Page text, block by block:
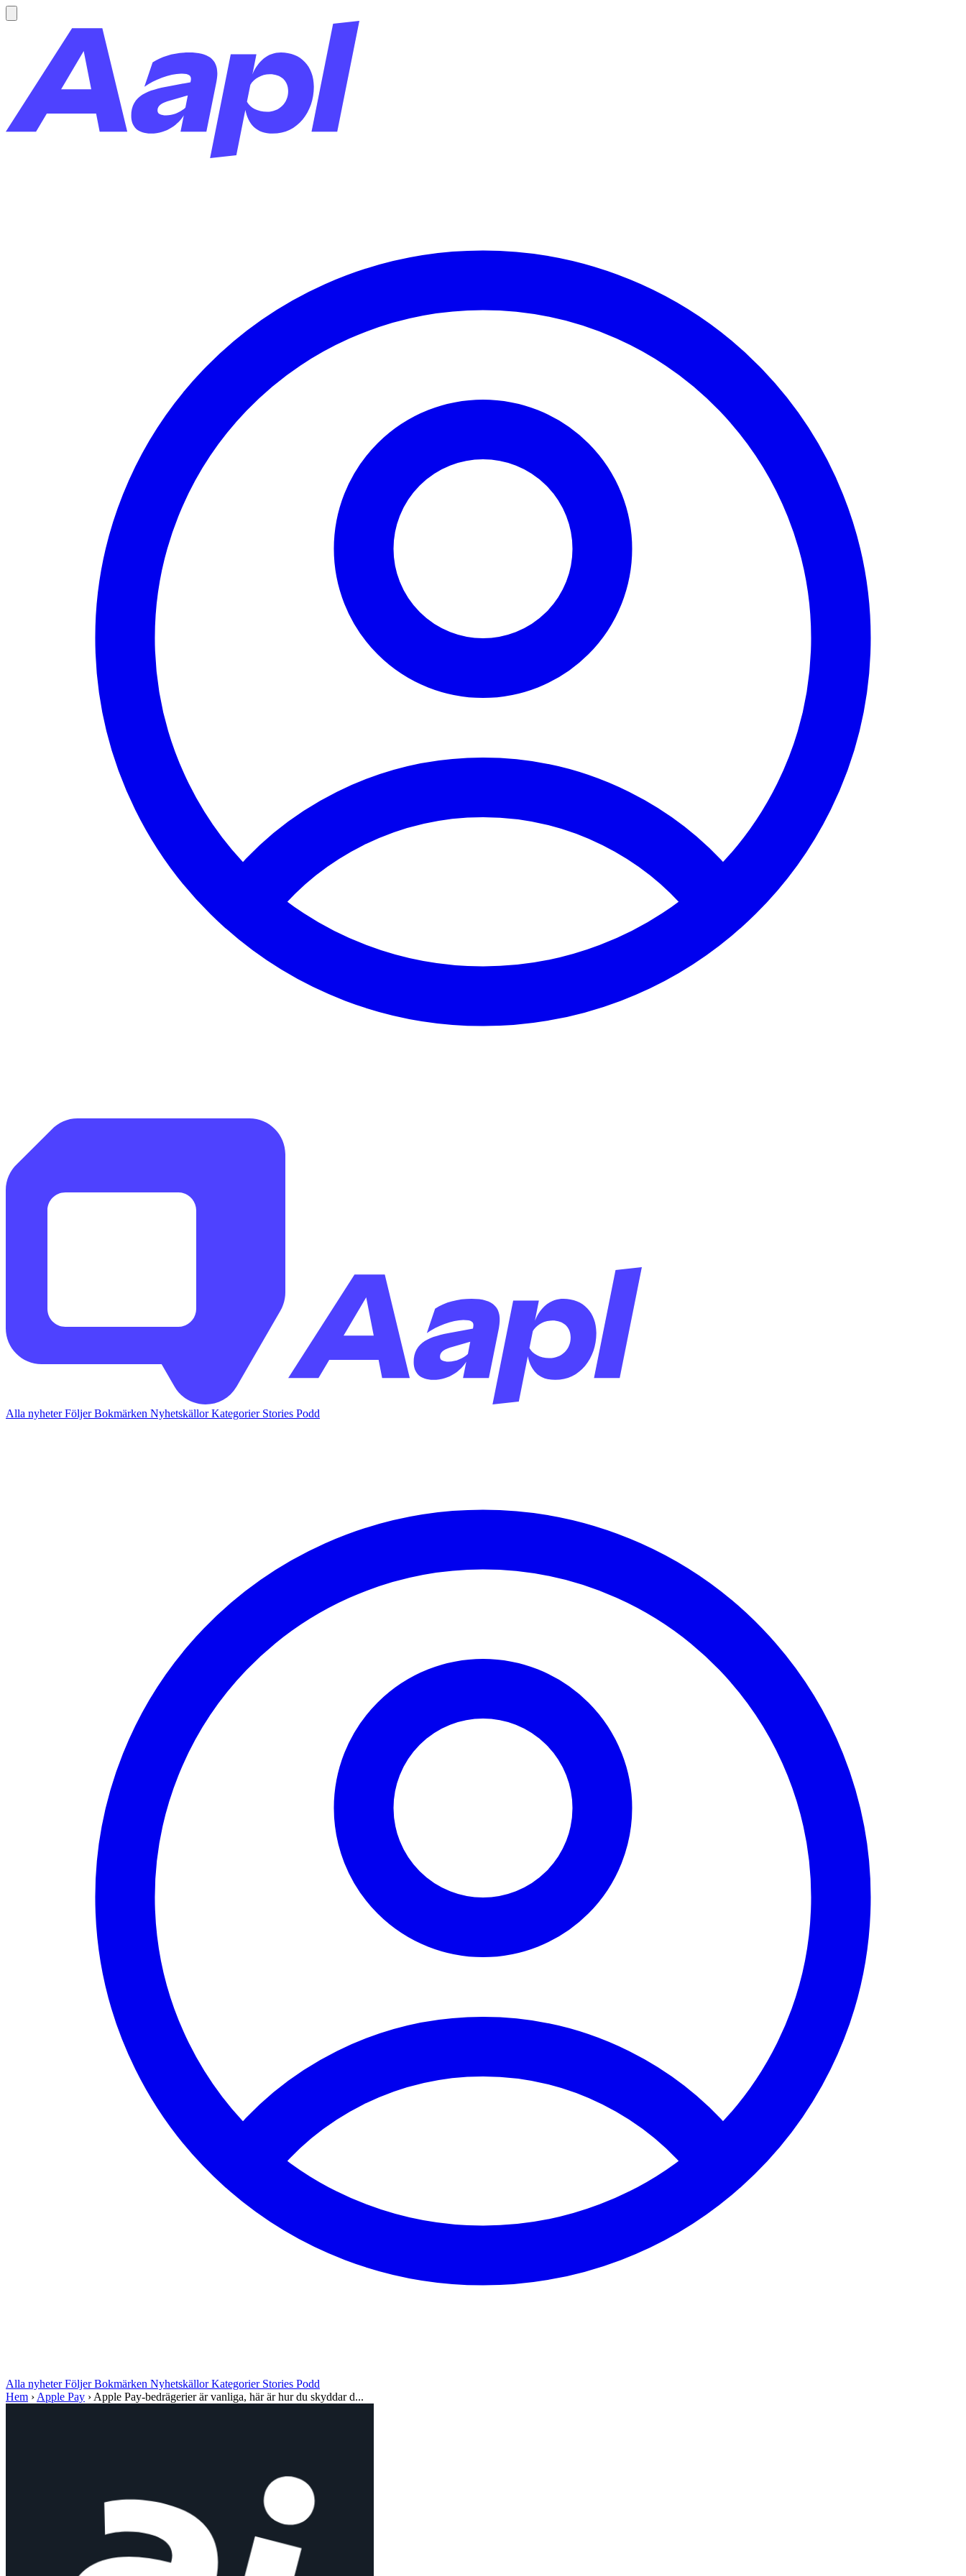
Alla nyheterFöljerBokmärken NyhetskällorKategorier Stories Podd
Alla nyheterFöljerBokmärken NyhetskällorKategorier Stories Podd
Hem › Apple Pay › Apple Pay-bedrägerier är vanliga, här är hur du skyddar d...